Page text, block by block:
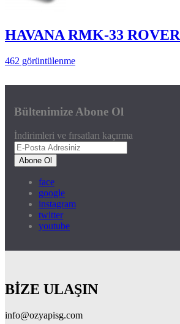
HAVANA RMK-33 ROVER
462 görüntülenme
Bültenimize Abone Ol
İndirimleri ve fırsatları kaçırma
Abone Ol
face
google
instagram
twitter
youtube
BİZE ULAŞIN
info@ozyapisg.com